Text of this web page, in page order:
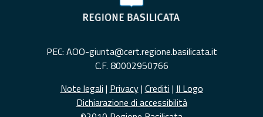
PEC: AOO-giunta@cert.regione.basilicata.it
C.F. 80002950766
Note legali | Privacy| Crediti | Il Logo
Dichiarazione di accessibilità